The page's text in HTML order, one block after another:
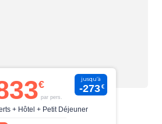
par pers.
+ Hôtel + Petit Déjeuner
jusqu’à
-273€